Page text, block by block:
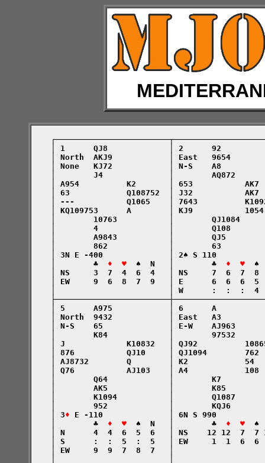
│ 1      QJ8             │ 2      92
│ North  AKJ9            │ East   9654
│ None   KJ72            │ N-S    A8
│        J4              │        AQ872
│ A954          K2       │ 653
│ 63            Q108752  │ J32
│ ---           Q1065    │ 7643
│ KQ109753      A        │ KJ9
│        10763           │        QJ1084
│        4               │        Q108
│        A9843           │        QJ5
│        862             │        63
│ 3N E -400              │ 2♠ S 110
    │        ♣
♦  ♥
  ♠  N   │        ♣
♦  ♥
♠
│ NS     3  7  4  6  4   │ NS     7  6  7
│ EW     9  6  8  7  9   │ E      6  6  6
│                        │ W      :  :  :
│ 5      A975            │ 6      A
│ North  9432            │ East   A3
│ N-S    65              │ E-W    AJ963
│        K84             │        97532
│ J             K10832   │ QJ92
│ 876           QJ10     │ QJ1094
│ AJ8732        Q        │ K2            54
│ Q76           AJ103    │ A4
│        Q64             │        K7
│        AK5             │        K85
│        K1094           │        Q1087
│        952             │        KQJ6
    │ 3
♦ E -110              │ 6N S 990
    │        ♣
♦  ♥
  ♠  N   │        ♣
♦  ♥
♠
│ N      4  4  6  5  6   │ NS    12 12  7
│ S      :  :  5  :  5   │ EW     1  1  6
│ EW     9  9  7  8  7   │